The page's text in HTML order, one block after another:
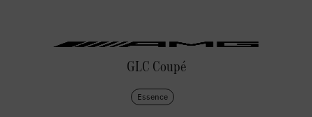
GLC Coupé
Essence